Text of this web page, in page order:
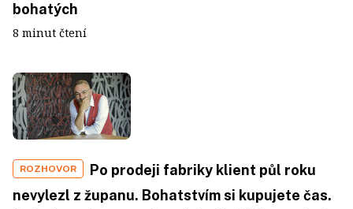
bohatých
8 minut čtení
ROZHOVOR
Po prodeji fabriky klient půl roku
nevylezl z županu. Bohatstvím si kupujete čas.